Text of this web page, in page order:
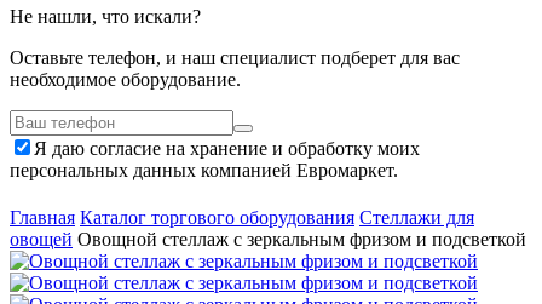
Не нашли, что искали?
Оставьте телефон, и наш специалист подберет для вас
необходимое оборудование.
Я даю согласие на хранение и обработку моих
персональных данных компанией Евромаркет.
Главная Каталог торгового оборудования Стеллажи для
овощей Овощной стеллаж с зеркальным фризом и подсветкой